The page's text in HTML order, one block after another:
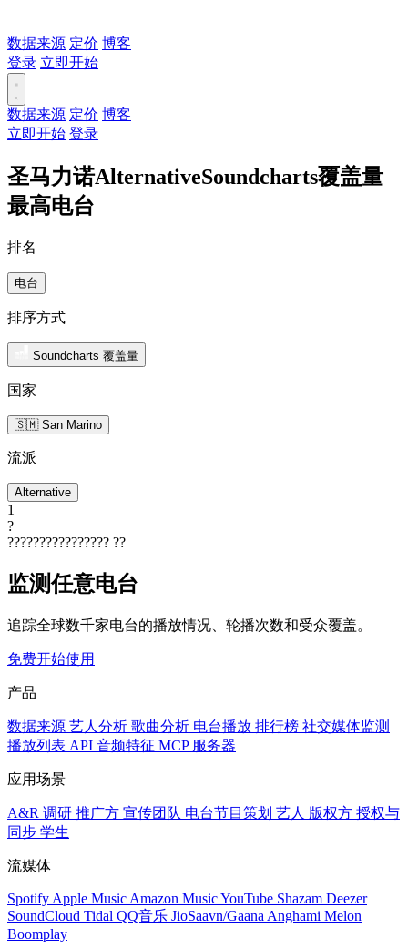
数据来源 定价 博客
登录 立即开始
数据来源 定价 博客
立即开始 登录
圣马力诺AlternativeSoundcharts覆盖量
最高电台
排名
电台
排序方式
Soundcharts 覆盖量
国家
🇸🇲 San Marino
流派
Alternative
1
?
???????????????? ??
监测任意电台
追踪全球数千家电台的播放情况、轮播次数和受众覆盖。
免费开始使用
产品
数据来源 艺人分析 歌曲分析 电台播放 排行榜 社交媒体监测
播放列表 API 音频特征 MCP 服务器
应用场景
A&R 调研 推广方 宣传团队 电台节目策划 艺人 版权方 授权与
同步 学生
流媒体
Spotify Apple Music Amazon MusicYouTube Shazam Deezer
SoundCloud Tidal QQ音乐 JioSaavn/Gaana Anghami Melon
Boomplay